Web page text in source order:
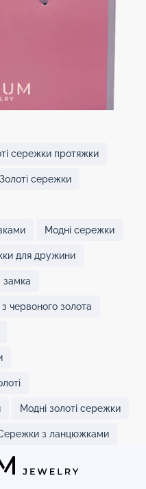
сережки протяжки
Золоті сережки
Модні сережки
для дружини
замка
червоного золота
Модні золоті сережки
з ланцюжками